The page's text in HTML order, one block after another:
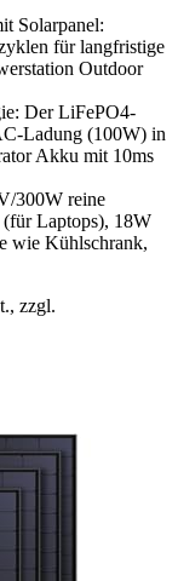
Solarpanel:
für langfristige
Outdoor
Der LiFePO4-
Ladung (100W) in
Akku mit 10ms
300W reine
Laptops), 18W
wie Kühlschrank,
zzgl.